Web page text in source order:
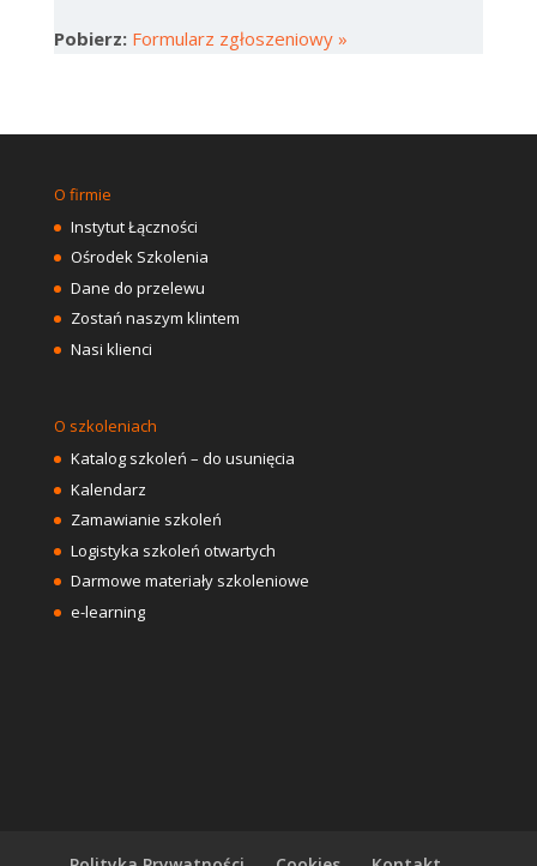
Pobierz: Formularz zgłoszeniowy »
O firmie
Instytut Łączności
Ośrodek Szkolenia
Dane do przelewu
Zostań naszym klintem
Nasi klienci
O szkoleniach
Katalog szkoleń – do usunięcia
Kalendarz
Zamawianie szkoleń
Logistyka szkoleń otwartych
Darmowe materiały szkoleniowe
e-learning